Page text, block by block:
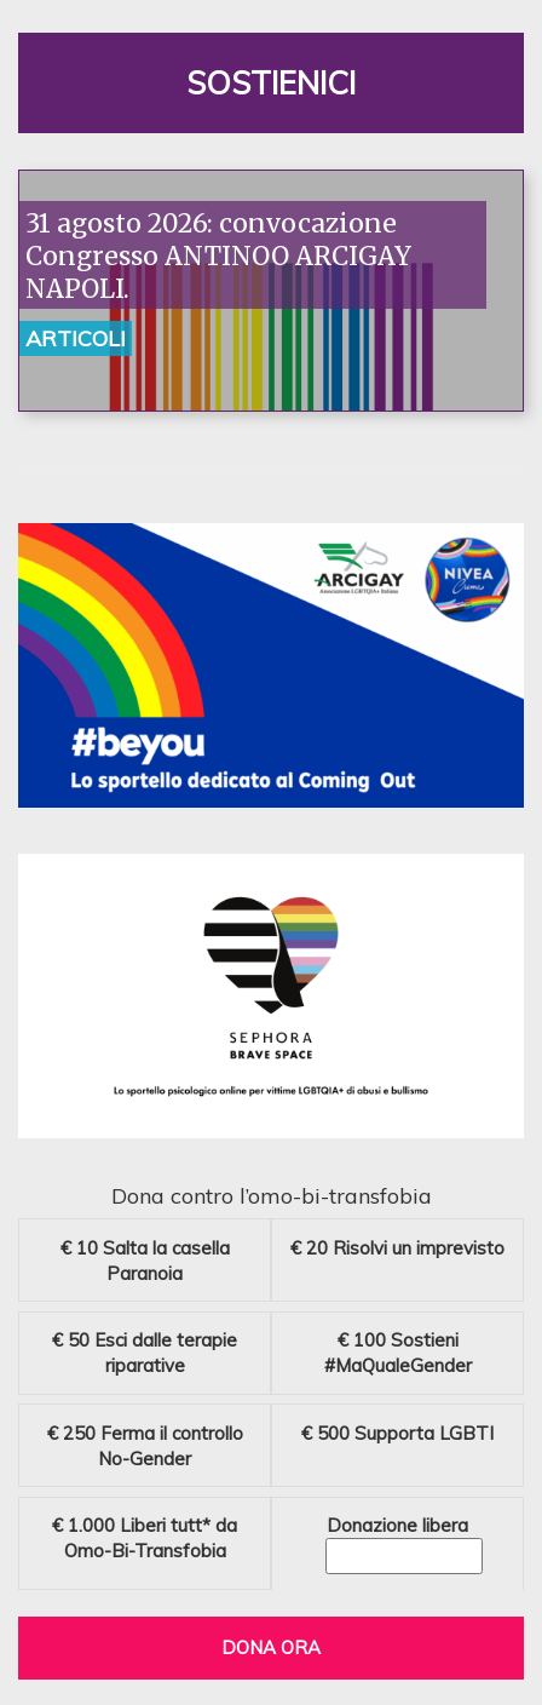
SOSTIENICI
31 agosto 2026: convocazione
Congresso ANTINOO ARCIGAY
NAPOLI.
ARTICOLI
Dona contro l’omo-bi-transfobia
€ 10 Salta la casella
Paranoia
€ 20 Risolvi un imprevisto
€ 50 Esci dalle terapie
riparative
€ 100 Sostieni
#MaQualeGender
€ 250 Ferma il controllo
No-Gender
€ 500 Supporta LGBTI
€ 1.000 Liberi tutt* da
Omo-Bi-Transfobia
Donazione libera
DONA ORA